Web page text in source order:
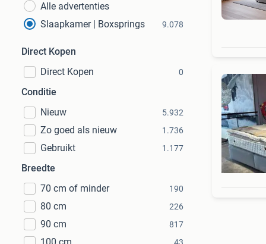
Alle advertenties
Slaapkamer | Boxsprings
9.078
Direct Kopen
Direct Kopen
0
Conditie
Nieuw
5.932
Zo goed als nieuw 1.736
Gebruikt 1.177
Breedte
70 cm of minder
190
80 cm 226
90 cm 817